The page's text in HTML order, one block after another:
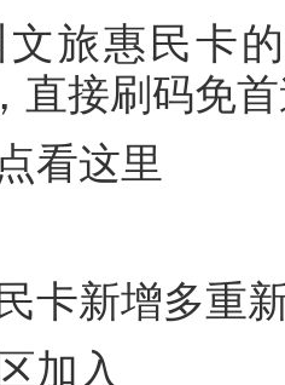
旅惠民卡
直接刷码免
看这里
卡新增多重
加入